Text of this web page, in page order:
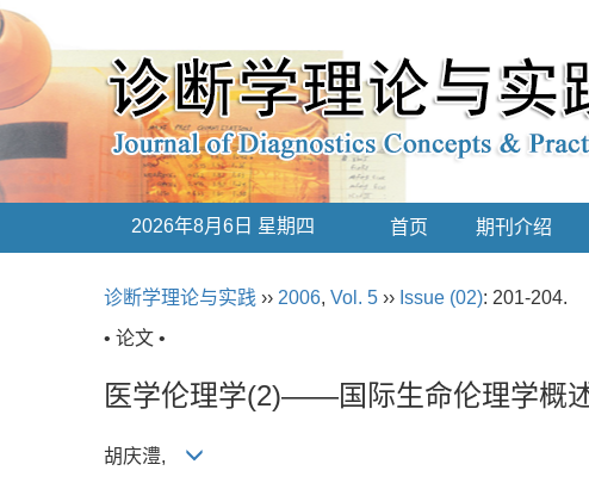
2026年8月6日 星期四 首页 期刊介绍
诊断学理论与实践 ›› 2006, Vol. 5 ›› Issue (02): 201-204.
• 论文 •
医学伦理学(2)——国际生命伦理学概
胡庆澧,